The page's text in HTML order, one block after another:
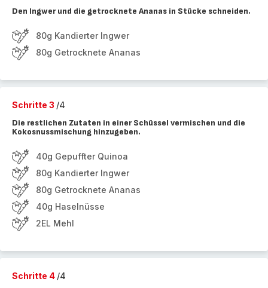
Den Ingwer und die getrocknete Ananas in Stücke schneiden.
80g Kandierter Ingwer
80g Getrocknete Ananas
Schritte 3 /4
Die restlichen Zutaten in einer Schüssel vermischen und die
Kokosnussmischung hinzugeben.
40g Gepuffter Quinoa
80g Kandierter Ingwer
80g Getrocknete Ananas
40g Haselnüsse
2EL Mehl
Schritte 4 /4